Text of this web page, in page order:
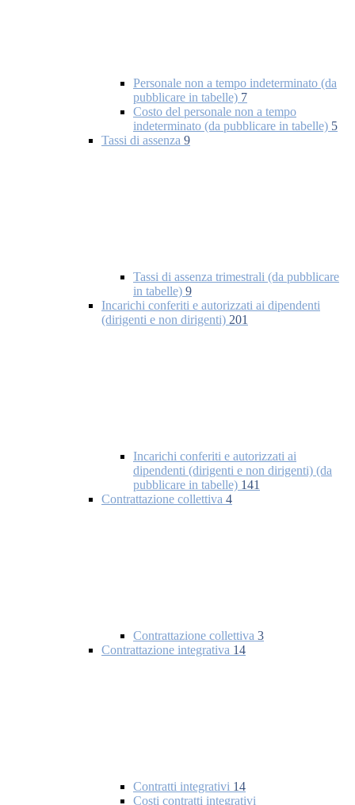
Personale non a tempo indeterminato (da
pubblicare in tabelle) 7
Costo del personale non a tempo
indeterminato (da pubblicare in tabelle) 5
Tassi di assenza 9
Tassi di assenza trimestrali (da pubblicare
in tabelle) 9
Incarichi conferiti e autorizzati ai dipendenti
(dirigenti e non dirigenti) 201
Incarichi conferiti e autorizzati ai
dipendenti (dirigenti e non dirigenti) (da
pubblicare in tabelle) 141
Contrattazione collettiva 4
Contrattazione collettiva 3
Contrattazione integrativa 14
Contratti integrativi 14
Costi contratti integrativi